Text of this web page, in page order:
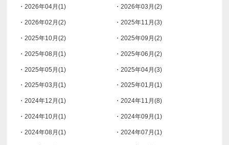
・2026年04月(1) ・2026年03月(2)
・2026年02月(2) ・2025年11月(3)
・2025年10月(2) ・2025年09月(2)
・2025年08月(1) ・2025年06月(2)
・2025年05月(1) ・2025年04月(3)
・2025年03月(1) ・2025年01月(1)
・2024年12月(1) ・2024年11月(8)
・2024年10月(1) ・2024年09月(1)
・2024年08月(1) ・2024年07月(1)